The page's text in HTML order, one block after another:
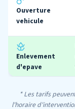
Ouverture
vehicule
Enlevement
d'epave
* Les tarifs
l'horaire